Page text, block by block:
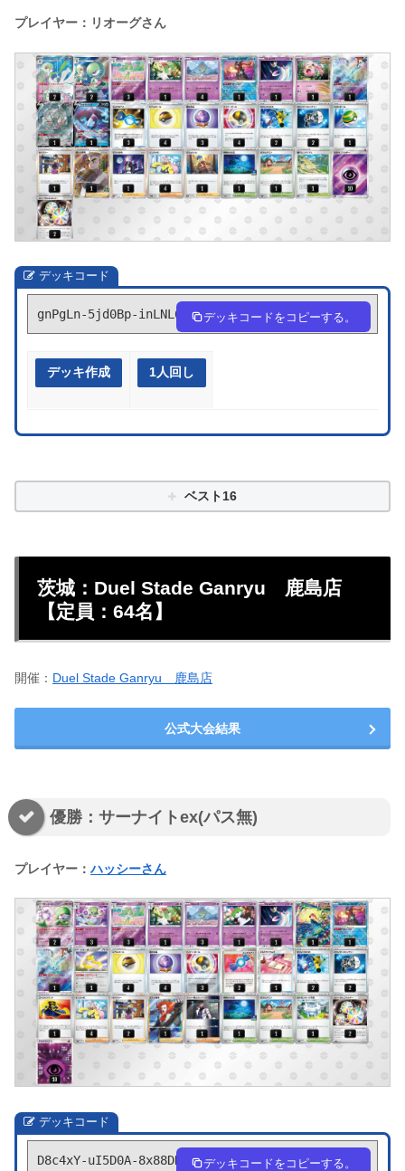
プレイヤー：リオーグさん
デッキコード
gnPgLn-5jd0Bp-inLNL6 デッキコードをコピーする。
デッキ作成 1人回し
ベスト16
茨城：Duel Stade Ganryu 鹿島店
【定員：64名】
開催： Duel Stade Ganryu 鹿島店
公式大会結果
優勝：サーナイトex(パス無)
プレイヤー：ハッシーさん
デッキコード
D8c4xY-uI5D0A-8x88DD デッキコードをコピーする。